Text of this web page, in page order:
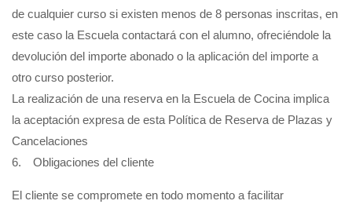
de cualquier curso si existen menos de 8 personas inscritas, en
este caso la Escuela contactará con el alumno, ofreciéndole la
devolución del importe abonado o la aplicación del importe a
otro curso posterior.
La realización de una reserva en la Escuela de Cocina implica
la aceptación expresa de esta Política de Reserva de Plazas y
Cancelaciones
6. Obligaciones del cliente
El cliente se compromete en todo momento a facilitar